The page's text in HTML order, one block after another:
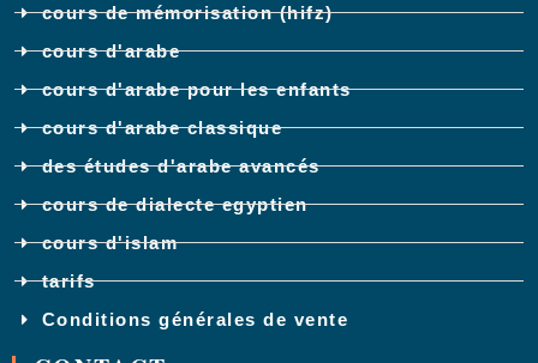
cours de mémorisation (hifz)
cours d'arabe
cours d'arabe pour les enfants
cours d'arabe classique
des études d'arabe avancés
cours de dialecte egyptien
cours d'islam
tarifs
Conditions générales de vente